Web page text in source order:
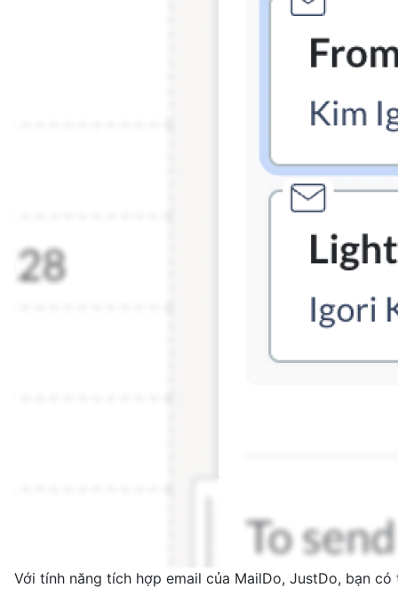
Với tính năng tích hợp email của MailDo, JustDo, bạn